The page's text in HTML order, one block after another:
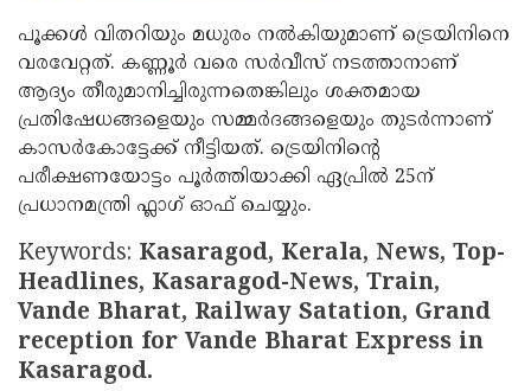
പൂക്കൾ വിതറിയും മധുരം നൽകിയുമാണ് ട്രെയിനിനെ
വരവേറ്റത്. കണ്ണൂർ വരെ സർവീസ് നടത്താനാണ്
ആദ്യം തീരുമാനിച്ചിരുന്നതെങ്കിലും ശക്തമായ
പ്രതിഷേധങ്ങളെയും സമ്മർദങ്ങളെയും തുടർന്നാണ്
കാസർകോട്ടേക്ക് നീട്ടിയത്. ട്രെയിനിന്റെ
പരീക്ഷണയോട്ടം പൂർത്തിയാക്കി ഏപ്രിൽ 25ന്
പ്രധാനമന്ത്രി ഫ്ലാഗ് ഓഫ് ചെയ്യും.
Keywords: Kasaragod, Kerala, News, Top-
Headlines, Kasaragod-News, Train,
Vande Bharat, Railway Satation, Grand
reception for Vande Bharat Express in
Kasaragod.